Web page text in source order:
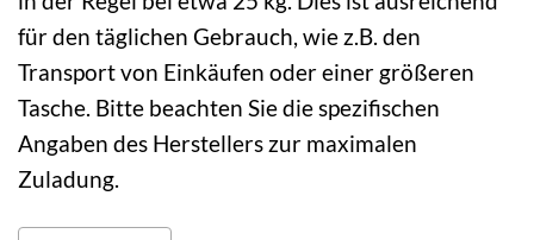
für den täglichen Gebrauch, wie z.B. den
Transport von Einkäufen oder einer größeren
Tasche. Bitte beachten Sie die spezifischen
Angaben des Herstellers zur maximalen
Zuladung.